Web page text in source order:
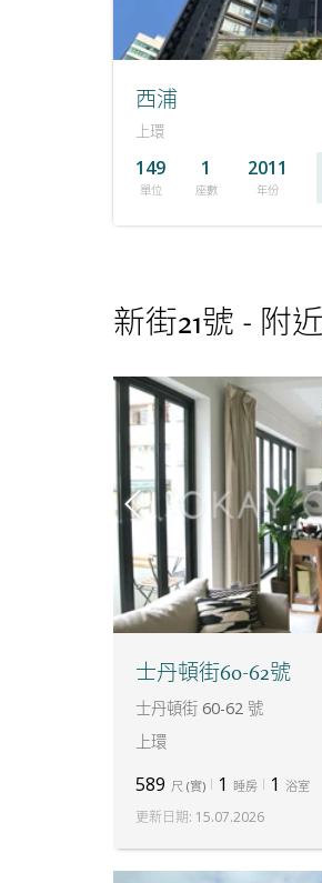
西浦
上環
149
單位
1
座數
2011
年份
新街21號 - 附
士丹頓街60-62號
士丹頓街 60-62 號
上環
589 尺 (實) 1 睡房 1 浴室
更新日期: 15.07.2026